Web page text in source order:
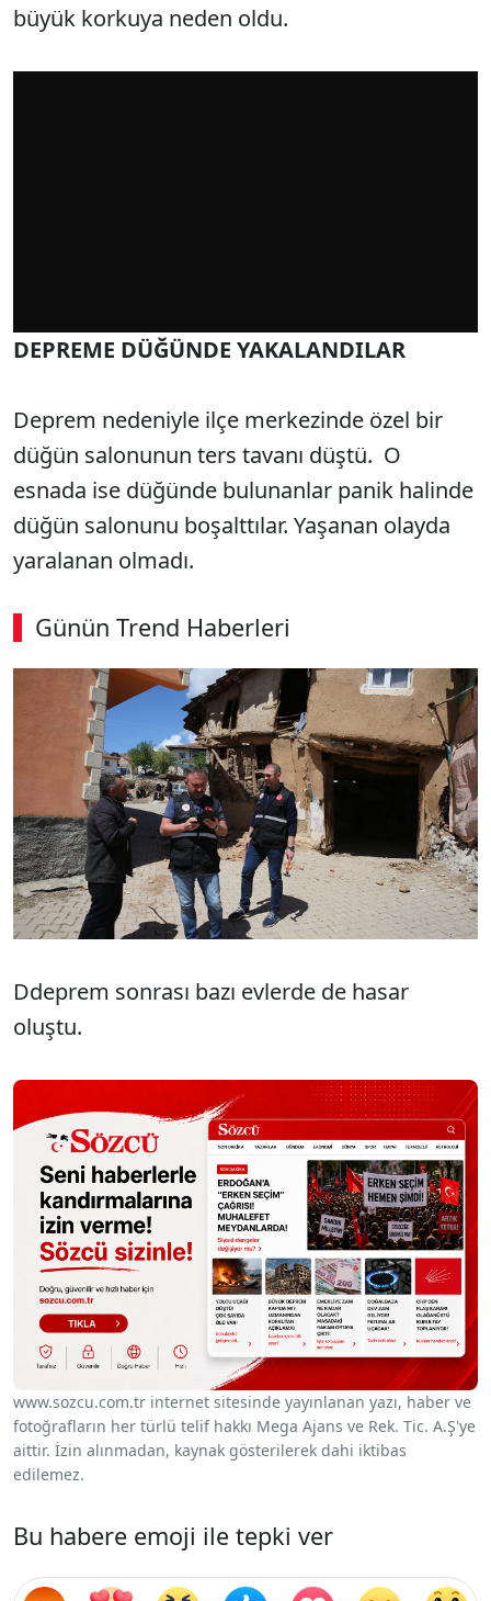
büyük korkuya neden oldu.
DEPREME DÜĞÜNDE YAKALANDILAR
Deprem nedeniyle ilçe merkezinde özel bir
düğün salonunun ters tavanı düştü. O
esnada ise düğünde bulunanlar panik halinde
düğün salonunu boşalttılar. Yaşanan olayda
yaralanan olmadı.
Günün Trend Haberleri
Ddeprem sonrası bazı evlerde de hasar
oluştu.
www.sozcu.com.tr internet sitesinde yayınlanan yazı, haber ve
fotoğrafların her türlü telif hakkı Mega Ajans ve Rek. Tic. A.Ş'ye
aittir. İzin alınmadan, kaynak gösterilerek dahi iktibas
edilemez.
Bu habere emoji ile tepki ver